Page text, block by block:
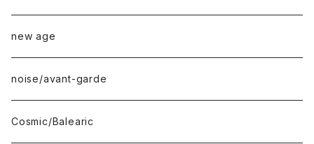
new age
noise/avant-garde
Cosmic/Balearic